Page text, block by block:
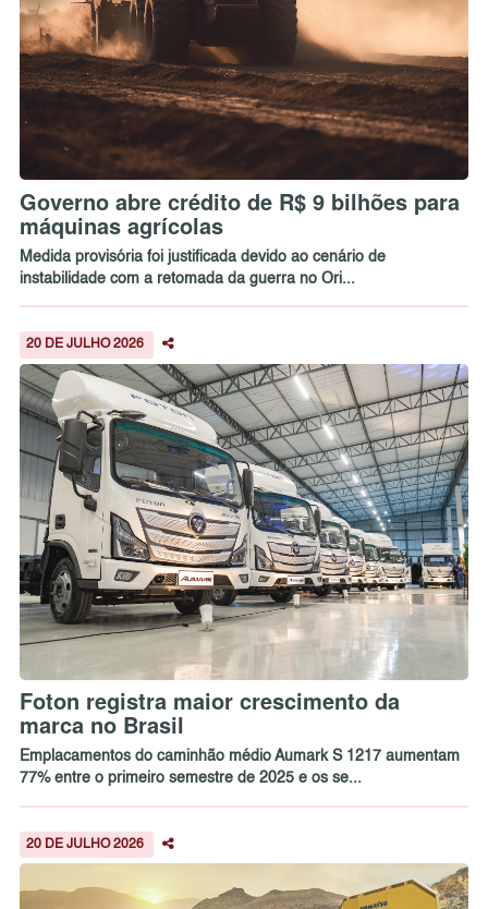
Governo abre crédito de R$ 9 bilhões para
máquinas agrícolas
Medida provisória foi justificada devido ao cenário de
instabilidade com a retomada da guerra no Ori...
20 DE JULHO 2026
Foton registra maior crescimento da
marca no Brasil
Emplacamentos do caminhão médio Aumark S 1217 aumentam
77% entre o primeiro semestre de 2025 e os se...
20 DE JULHO 2026